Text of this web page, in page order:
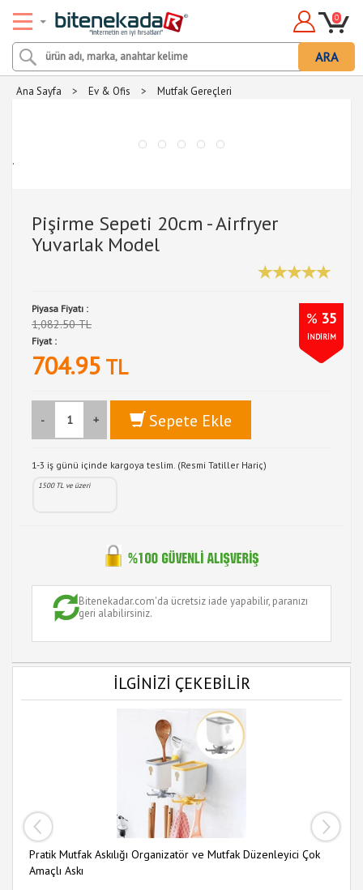
ARA
0
Ana Sayfa > Ev & Ofis > Mutfak Gereçleri
.
Pişirme Sepeti 20cm - Airfryer
Yuvarlak Model
Piyasa Fiyatı :
1,082.50 TL % 35
İNDİRİM
Fiyat :
704.95 TL
- + Sepete Ekle
1-3 iş günü içinde kargoya teslim. (Resmi Tatiller Hariç)
1500 TL ve üzeri
Bitenekadar.com'da ücretsiz iade yapabilir, paranızı
geri alabilirsiniz.
İLGİNİZİ ÇEKEBİLİR
Pratik Mutfak Askılığı Organizatör ve Mutfak Düzenleyici Çok
Amaçlı Askı